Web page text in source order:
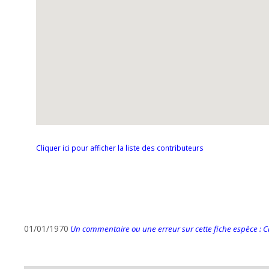
Cliquer ici pour afficher la liste des contributeurs
01/01/1970 Un commentaire ou une erreur sur cette fiche espèce :